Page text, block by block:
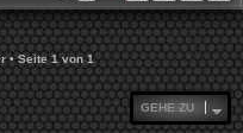
• Seite1von1
GEHE ZU